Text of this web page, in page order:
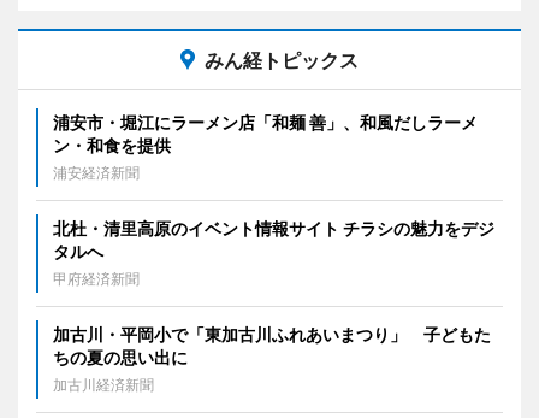
みん経トピックス
浦安市・堀江にラーメン店「和麺 善」、和風だしラーメ
ン・和食を提供
浦安経済新聞
北杜・清里高原のイベント情報サイト チラシの魅力をデジ
タルへ
甲府経済新聞
加古川・平岡小で「東加古川ふれあいまつり」 子どもた
ちの夏の思い出に
加古川経済新聞